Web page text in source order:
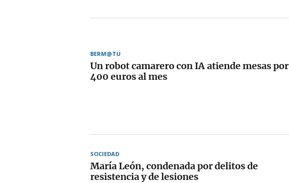
BERM@TU
Un robot camarero con IA atiende mesas por
400 euros al mes
SOCIEDAD
María León, condenada por delitos de
resistencia y de lesiones